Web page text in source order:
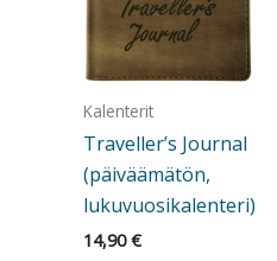
Kalenterit
Traveller’s Journal
(päiväämätön,
lukuvuosikalenteri)
14,90€